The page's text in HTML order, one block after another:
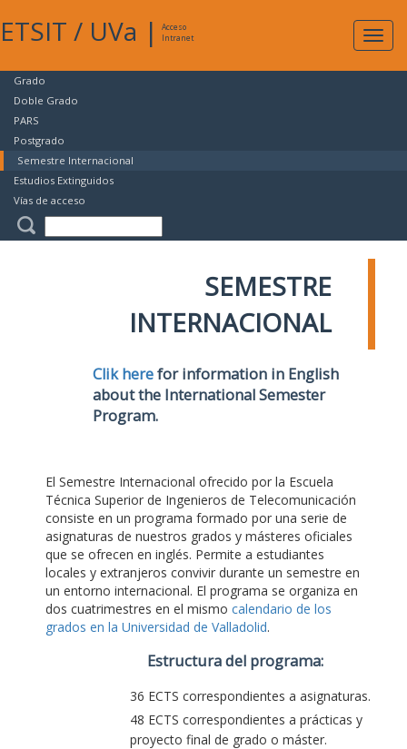
ETSIT / UVa |
Acceso
Intranet
Grado
Doble Grado
PARS
Postgrado
Semestre Internacional
Estudios Extinguidos
Vías de acceso
SEMESTRE
INTERNACIONAL
Clik herefor information in English
about the International Semester
Program.
El Semestre Internacional ofrecido por la Escuela
Técnica Superior de Ingenieros de Telecomunicación
consiste en un programa formado por una serie de
asignaturas de nuestros grados y másteres oficiales
que se ofrecen en inglés. Permite a estudiantes
locales y extranjeros convivir durante un semestre en
un entorno internacional. El programa se organiza en
dos cuatrimestres en el mismo calendario de los
grados en la Universidad de Valladolid.
Estructura del programa:
36 ECTS correspondientes a asignaturas.
48 ECTS correspondientes a prácticas y
proyecto final de grado o máster.